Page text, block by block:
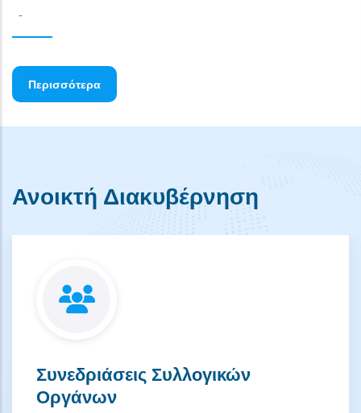
-
Περισσότερα
Ανοικτή Διακυβέρνηση
Συνεδριάσεις Συλλογικών
Οργάνων